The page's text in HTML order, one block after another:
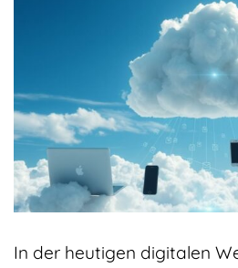
In der heutigen digitalen